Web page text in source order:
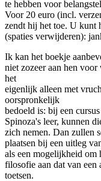
te hebben voor
Voor 20 euro (incl.
zendt hij het toe. U kunt
(spaties verwijderen):
Ik kan het boekje
niet zozeer aan hen
het
eigenlijk alleen met
oorspronkelijk
bedoeld is: bij een
Spinoza's leer, kunnen
zich nemen. Dan zullen
plaatsen bij een uitleg
als een mogelijkheid om
filosofie aan dat van een
toetsen.